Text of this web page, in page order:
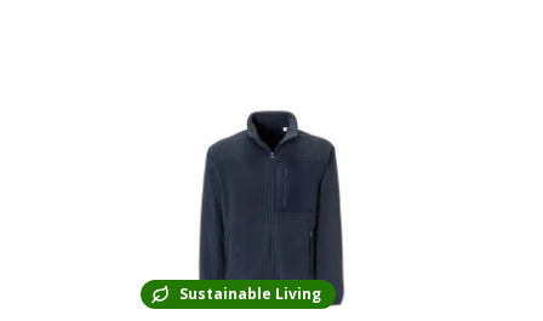
Sustainable Living